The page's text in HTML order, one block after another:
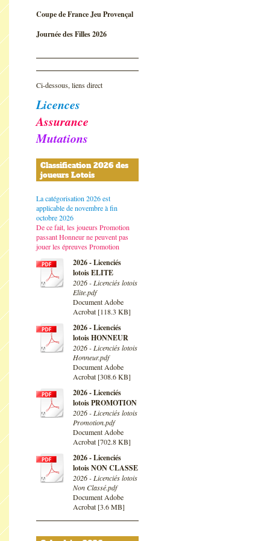
Coupe de France Jeu Provençal
Journée des Filles 2026
Ci-dessous, liens direct
Licences
Assurance
Mutations
Classification 2026 des
joueurs Lotois
La catégorisation 2026 est
applicable de novembre à fin
octobre 2026
De ce fait, les joueurs Promotion
passant Honneur ne peuvent pas
jouer les épreuves Promotion
2026 - Licenciés
lotois ELITE
2026 - Licenciés lotois
Elite.pdf
Document Adobe
Acrobat [118.3 KB]
2026 - Licenciés
lotois HONNEUR
2026 - Licenciés lotois
Honneur.pdf
Document Adobe
Acrobat [308.6 KB]
2026 - Licenciés
lotois PROMOTION
2026 - Licenciés lotois
Promotion.pdf
Document Adobe
Acrobat [702.8 KB]
2026 - Licenciés
lotois NON CLASSE
2026 - Licenciés lotois
Non Classé.pdf
Document Adobe
Acrobat [3.6 MB]